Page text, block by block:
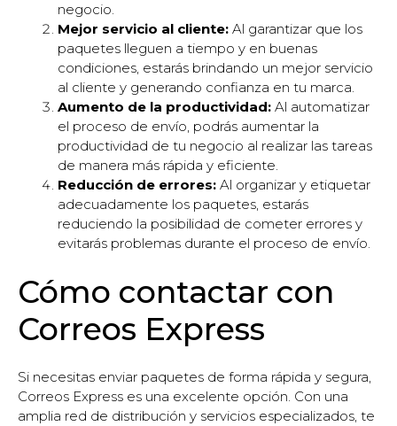
negocio.
Mejor servicio al cliente: Al garantizar que los
paquetes lleguen a tiempo y en buenas
condiciones, estarás brindando un mejor servicio
al cliente y generando confianza en tu marca.
Aumento de la productividad: Al automatizar
el proceso de envío, podrás aumentar la
productividad de tu negocio al realizar las tareas
de manera más rápida y eficiente.
Reducción de errores: Al organizar y etiquetar
adecuadamente los paquetes, estarás
reduciendo la posibilidad de cometer errores y
evitarás problemas durante el proceso de envío.
Cómo contactar con
Correos Express
Si necesitas enviar paquetes de forma rápida y segura,
Correos Express es una excelente opción. Con una
amplia red de distribución y servicios especializados, te